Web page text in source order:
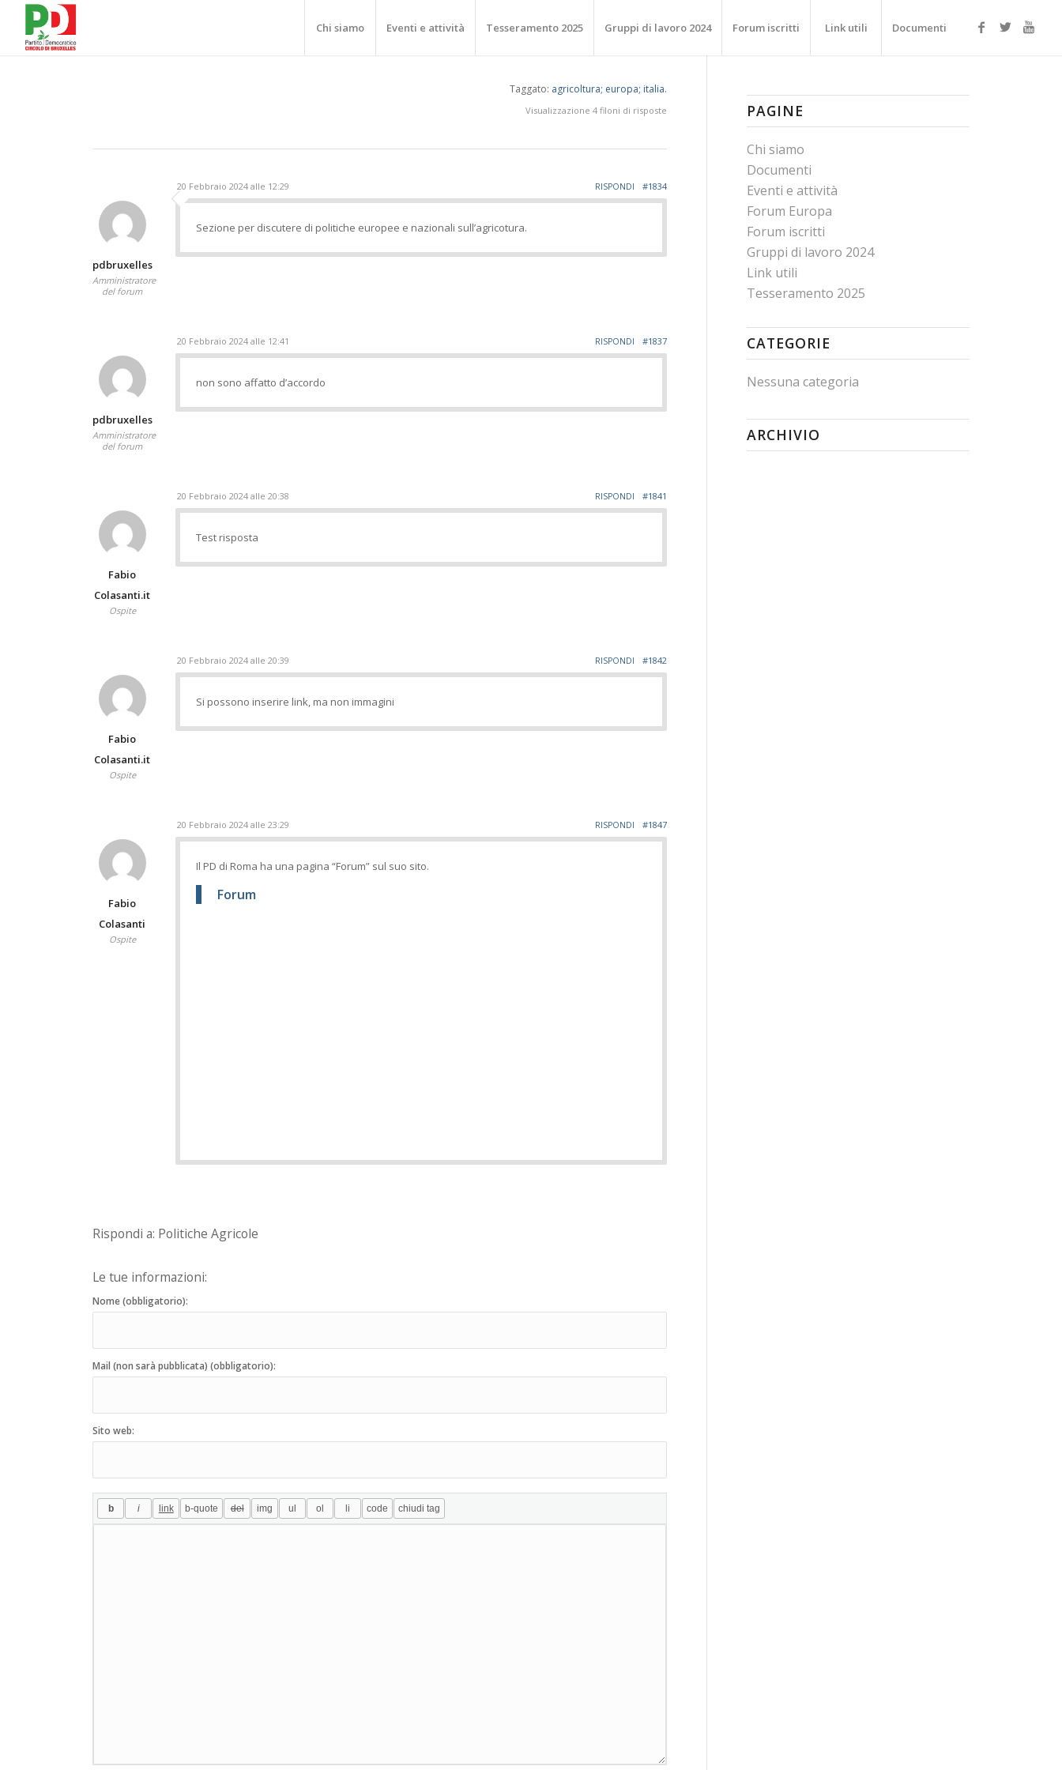
Chi siamo Eventi e attività Tesseramento 2025 Gruppi di lavoro 2024 Forum iscritti Link utili Documenti
Taggato: agricoltura; europa; italia.
Visualizzazione 4 filoni di risposte
20 Febbraio 2024 alle 12:29 #1834
RISPONDI
pdbruxelles
Amministratore
del forum
Sezione per discutere di politiche europee e nazionali sull’agricotura.
20 Febbraio 2024 alle 12:41 #1837
RISPONDI
pdbruxelles
Amministratore
del forum
non sono affatto d’accordo
20 Febbraio 2024 alle 20:38 #1841
RISPONDI
Fabio
Colasanti.it
Ospite
Test risposta
20 Febbraio 2024 alle 20:39 #1842
RISPONDI
Fabio
Colasanti.it
Ospite
Si possono inserire link, ma non immagini
20 Febbraio 2024 alle 23:29 #1847
RISPONDI
Fabio
Colasanti
Ospite
Il PD di Roma ha una pagina “Forum” sul suo sito.
Forum
Rispondi a: Politiche Agricole
Le tue informazioni:
Nome (obbligatorio):
Mail (non sarà pubblicata) (obbligatorio):
Sito web:
PAGINE
Chi siamo
Documenti
Eventi e attività
Forum Europa
Forum iscritti
Gruppi di lavoro 2024
Link utili
Tesseramento 2025
CATEGORIE
Nessuna categoria
ARCHIVIO